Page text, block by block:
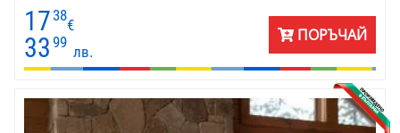
17 38
€
33 99
лв.
ПОРЪЧАЙ